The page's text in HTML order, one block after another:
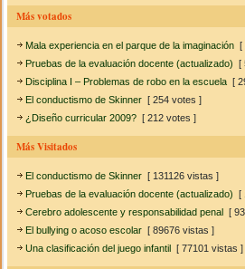
Más votados
Mala experiencia en el parque de la imaginación [
Pruebas de la evaluación docente (actualizado) [
Disciplina I – Problemas de robo en la escuela [
El conductismo de Skinner [ 254 votes ]
¿Diseño curricular 2009? [ 212 votes ]
Más Visitados
El conductismo de Skinner [ 131126 vistas ]
Pruebas de la evaluación docente (actualizado) [
Cerebro adolescente y responsabilidad penal [
El bullying o acoso escolar [ 89676 vistas ]
Una clasificación del juego infantil [ 77101 vistas ]